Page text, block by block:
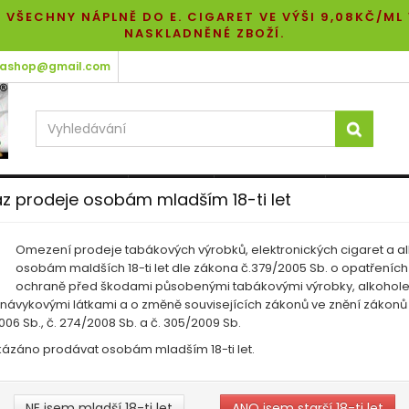
NÁPLNĚ DO E. CIGARET VE VÝŠI 9,08KČ/
NASKLADNĚNÉ ZBOŽÍ.
prodeje osobám mladším 18-ti let
Omezení prodeje tabákových výrobků, elektronických cigaret a
osobám maldších 18-ti let dle zákona č.379/2005 Sb. o
ochraně před škodami působenými tabákovými výrobky,
látkami a o změně souvisejících zákonů ve znění zákonů
Sb., č. 274/2008 Sb. a č. 305/2009 Sb.
prodávat osobám mladším 18-ti let.
ZÁKLADNÍ BÁZE E-GRIPY E-CIGARETY
DIY elektro
DIY elektro
DIY elektro